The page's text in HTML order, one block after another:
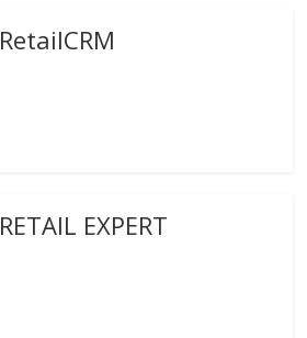
RetailCRM
RETAIL EXPERT